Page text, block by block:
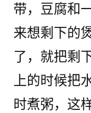
带，豆腐和
来想剩下的
了，就把剩
上的时候把
时煮粥，这